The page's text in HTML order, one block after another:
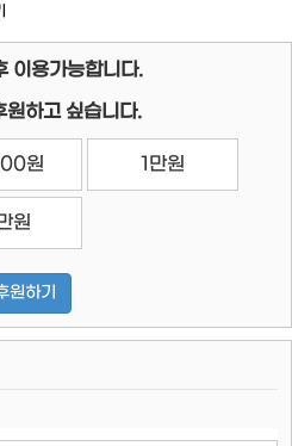
이용가능합니다.
원하고 싶습니다.
원 1만원
원
원하기